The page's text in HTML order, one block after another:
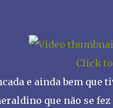
Click
e ainda bem que
que não se